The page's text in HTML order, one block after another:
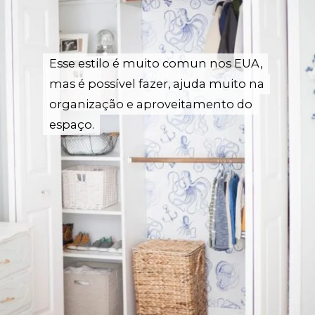
Esse estilo é muito comun nos EUA,
mas é possível fazer, ajuda muito na
organização e aproveitamento do
espaço.
Esse estilo é muito comun nos EUA,
mas é possível fazer, ajuda muito na
organização e aproveitamento do
espaço.